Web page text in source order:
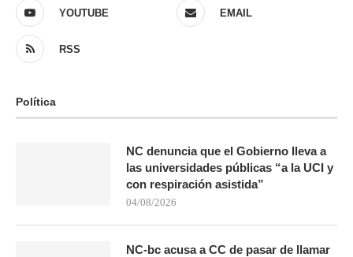
YOUTUBE EMAIL
RSS
Política
NC denuncia que el Gobierno lleva a
las universidades públicas “a la UCI y
con respiración asistida”
04/08/2026
NC-bc acusa a CC de pasar de llamar